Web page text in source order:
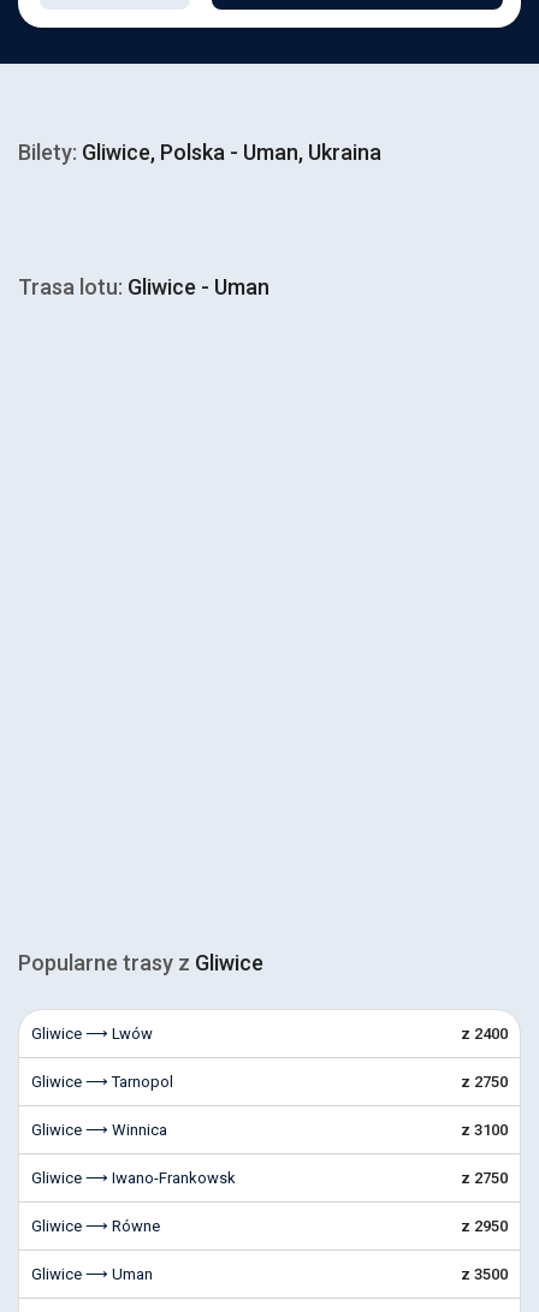
Bilety: Gliwice, Polska - Uman, Ukraina
Trasa lotu: Gliwice - Uman
Popularne trasy z Gliwice
Gliwice ⟶ Lwów z 2400
Gliwice ⟶ Tarnopol z 2750
Gliwice ⟶ Winnica z 3100
Gliwice ⟶ Iwano-Frankowsk z 2750
Gliwice ⟶ Równe z 2950
Gliwice ⟶ Uman z 3500